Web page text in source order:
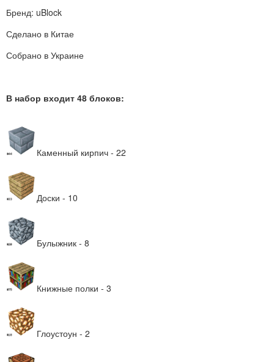
Бренд: uBlock
Сделано в Китае
Собрано в Украине
В набор входит 48 блоков:
Каменный кирпич - 22
Доски - 10
Булыжник - 8
Книжные полки - 3
Глоустоун - 2